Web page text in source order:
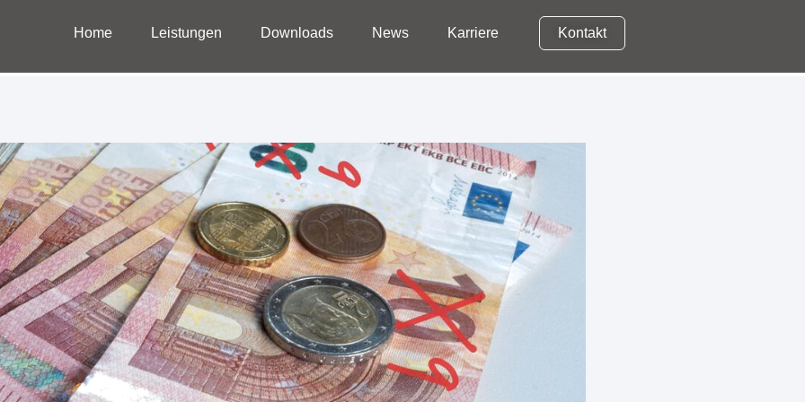
Home Leistungen Downloads Karriere
Home Leistungen Downloads News Karriere Kontakt